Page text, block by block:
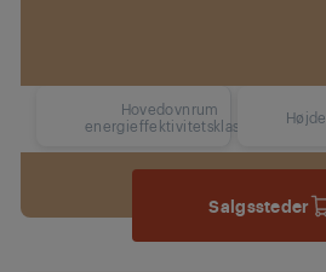
Hovedovnrum
energieffektivitetsklasse
Højde
Salgssteder